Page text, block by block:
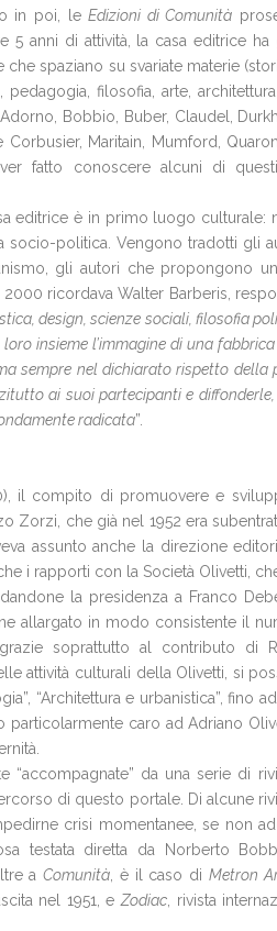
in poi, leEdizioni di Comunità
5 anni di attività, la casa editrice
spaziano su svariate materie
filosofia, arte,
Bobbio, Buber, Claudel,
Corbusier, Maritain, Mumford,
fatto conoscere alcuni di
editrice è in primo luogo culturale:
socio-politica. Vengono tradotti gli
gli autori che propongono
ricordava Walter Barberis,
design, scienze sociali, filosofia
insieme l’immagine di una
sempre nel dichiarato rispetto della
ai suoi partecipanti e
radicata”.
il compito di promuovere e
Zorzi, che già nel 1952 era
assunto anche la direzione
i rapporti con la Società Olivetti,
la presidenza a Franco
allargato in modo consistente il
soprattutto al contributo di
attività culturali della Olivetti, si
“Architettura e urbanistica”, fino
caro ad Adriano
“accompagnate” da una serie di
di questo portale. Di alcune
crisi momentanee, se non
testata diretta da Norberto
aComunità , è il caso di Metron
nel 1951, eZodiac , rivista